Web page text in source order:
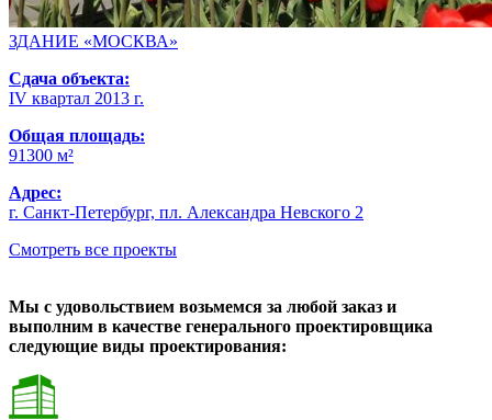
ЗДАНИЕ «МОСКВА»
Сдача объекта:
IV квартал 2013 г.
Общая площадь:
91300 м²
Адрес:
г. Санкт-Петербург, пл. Александра Невского 2
Смотреть все проекты
Мы с удовольствием возьмемся за любой заказ и
выполним в качестве генерального проектировщика
следующие виды проектирования: